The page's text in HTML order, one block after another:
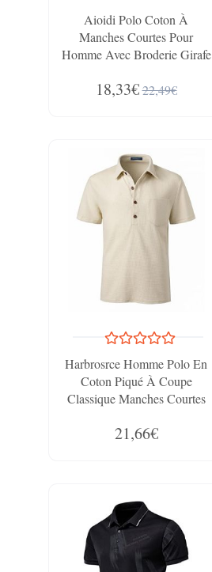
Aioidi Polo Coton À
Manches Courtes Pour
Homme Avec Broderie Girafe
18,33€22,49€
Harbrosrce Homme Polo En
Coton Piqué À Coupe
Classique Manches Courtes
De Contraste Polos De Sport
21,66€